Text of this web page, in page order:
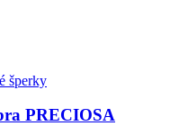
šperky
PRECIOSA